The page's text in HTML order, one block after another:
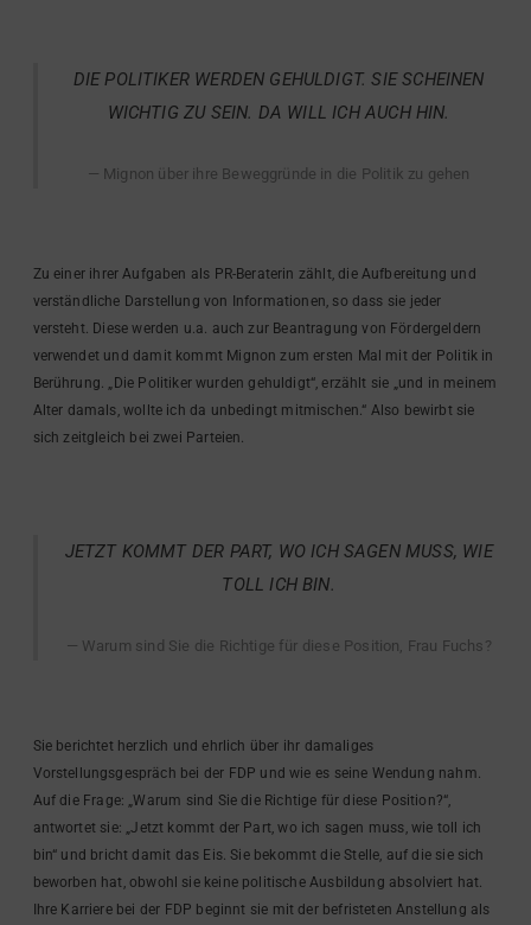
DIE POLITIKER WERDEN GEHULDIGT. SIE SCHEINEN
WICHTIG ZU SEIN. DA WILL ICH AUCH HIN.
Mignon über ihre Beweggründe in die Politik zu gehen
Zu einer ihrer Aufgaben als PR-Beraterin zählt, die Aufbereitung und
verständliche Darstellung von Informationen, so dass sie jeder
versteht. Diese werden u.a. auch zur Beantragung von Fördergeldern
verwendet und damit kommt Mignon zum ersten Mal mit der Politik in
Berührung. „Die Politiker wurden gehuldigt“, erzählt sie „und in meinem
Alter damals, wollte ich da unbedingt mitmischen.“ Also bewirbt sie
sich zeitgleich bei zwei Parteien.
JETZT KOMMT DER PART, WO ICH SAGEN MUSS, WIE
TOLL ICH BIN.
Warum sind Sie die Richtige für diese Position, Frau Fuchs?
Sie berichtet herzlich und ehrlich über ihr damaliges
Vorstellungsgespräch bei der FDP und wie es seine Wendung nahm.
Auf die Frage: „Warum sind Sie die Richtige für diese Position?“,
antwortet sie: „Jetzt kommt der Part, wo ich sagen muss, wie toll ich
bin“ und bricht damit das Eis. Sie bekommt die Stelle, auf die sie sich
beworben hat, obwohl sie keine politische Ausbildung absolviert hat.
Ihre Karriere bei der FDP beginnt sie mit der befristeten Anstellung als